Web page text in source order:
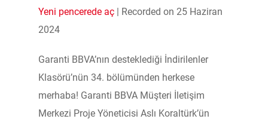
RSS FEED
EMBED
Yeni pencerede aç | Recorded on 25 Haziran
2024
Garanti BBVA’nın desteklediği İndirilenler
Klasörü’nün 34. bölümünden herkese
merhaba! Garanti BBVA Müşteri İletişim
Merkezi Proje Yöneticisi Aslı Koraltürk’ün